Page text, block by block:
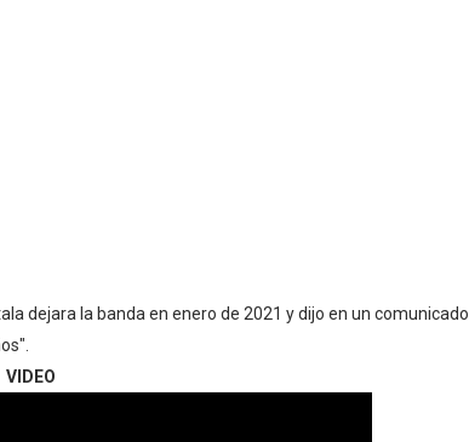
dejara la banda en enero de 2021 y dijo en un comunicado
VIDEO